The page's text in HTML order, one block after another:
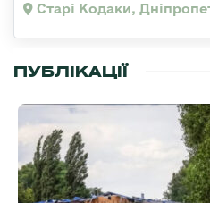
Старі Кодаки,
ПУБЛІКАЦІЇ